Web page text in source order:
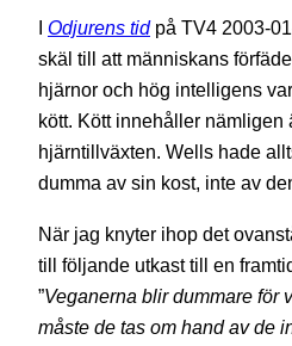
Odjurens tidpå TV4 2003-
skäl till att människans
hjärnor och hög intelligens
kött. Kött innehåller nämligen
hjärntillväxten. Wells hade
dumma av sin kost, inte av
När jag knyter ihop det
till följande utkast till en
”Veganerna blir dummare för
måste de tas om hand av de